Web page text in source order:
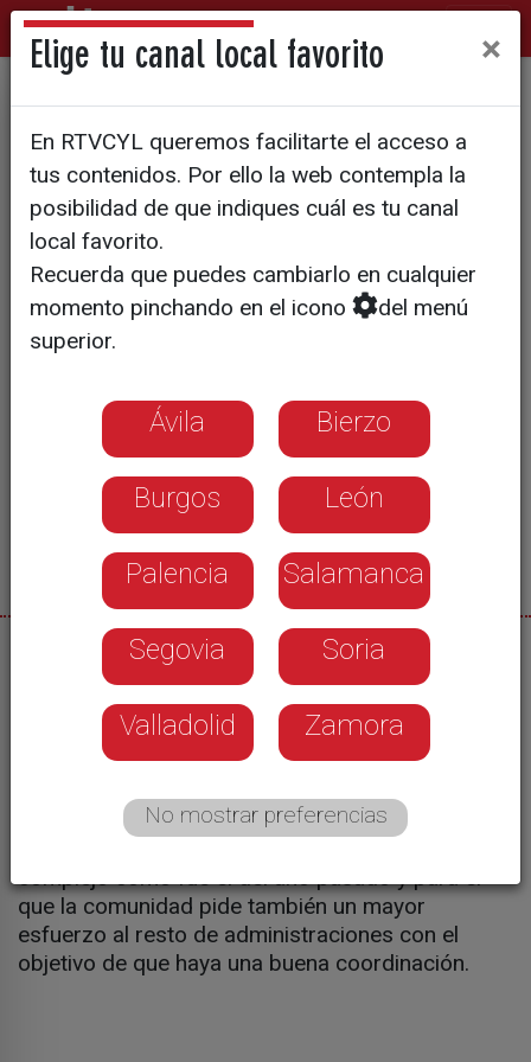
La Junta compromete
esfuerzo y medios y personal
para la campaña de incendios
26/05/2026
En unos días se presentará la campaña de
incendios en Castilla y León. La Junta va a
exponer la estructura par afrontar con garantías
los fuegos que se produzcan este verano y que
lleva un importante esfuerzo de medios y
complejo como fue el del año pasado y para el
que la comunidad pide también un mayor
esfuerzo al resto de administraciones con el
objetivo de que haya una buena coordinación.
Elige tu canal local favorito ×
En RTVCYL queremos facilitarte el acceso a
tus contenidos. Por ello la web contempla la
posibilidad de que indiques cuál es tu canal
local favorito.
Recuerda que puedes cambiarlo en cualquier
momento pinchando en el icono
del menú
superior.
Ávila Bierzo
Burgos León
Palencia Salamanca
Segovia Soria
Valladolid Zamora
No mostrar preferencias